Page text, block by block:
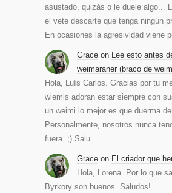
asustado, quizás o le duele algo...
el vete descarte que tenga ningún
En ocasiones la agresividad viene
Grace on Lee esto antes
weimaraner (braco de
Hola, Luís Carlos. Gracias por tu
wiemis adoran estar siempre con
un weimi lo mejor es que duerma
Personalmente, nosotros nunca
fuera. ;) Salu…
Grace on El criador que
Hola, Lorena. Por lo que
Byrkory son buenos. Saludos!